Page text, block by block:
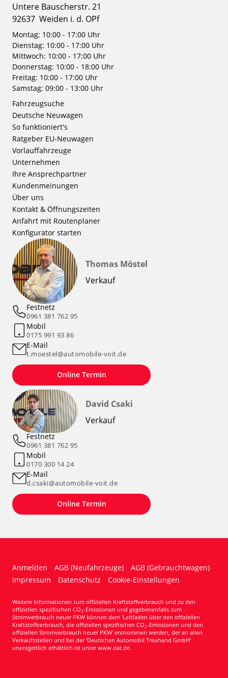
Untere Bauscherstr. 21
92637 Weiden i. d. OPf
Montag: 10:00 - 17:00 Uhr
Dienstag: 10:00 - 17:00 Uhr
Mittwoch: 10:00 - 17:00 Uhr
Donnerstag: 10:00 - 18:00 Uhr
Freitag: 10:00 - 17:00 Uhr
Samstag: 09:00 - 13:00 Uhr
Fahrzeugsuche
Deutsche Neuwagen
So funktioniert's
Ratgeber EU-Neuwagen
Vorlauffahrzeuge
Unternehmen
Ihre Ansprechpartner
Kundenmeinungen
Über uns
Kontakt & Öffnungszeiten
Anfahrt mit Routenplaner
Konfigurator starten
Thomas Möstel
Verkauf
Festnetz
0961 381 762 95
Mobil
0175 991 93 86
E-Mail
t.moestel@automobile-voit.de
Online Termin
David Csaki
Verkauf
Festnetz
0961 381 762 95
Mobil
0170 300 14 24
E-Mail
d.csaki@automobile-voit.de
Online Termin
Anmelden AGB (Neufahrzeuge)
AGB (Gebrauchtwagen)
Impressum
Datenschutz Cookie-Einstellungen
Weitere Informationen zum offiziellen Kraftstoffverbrauch und zu den
offiziellen spezifischen CO2-Emissionen und gegebenenfalls zum
Stromverbrauch neuer PKW können dem 'Leitfaden über den offiziellen
Kraftstoffverbrauch, die offiziellen spezifischen CO2-Emissionen und den
offiziellen Stromverbrauch neuer PKW' entnommen werden, der an allen
Verkaufsstellen und bei der 'Deutschen Automobil Treuhand GmbH'
unentgeltlich erhältlich ist unter www.dat.de.